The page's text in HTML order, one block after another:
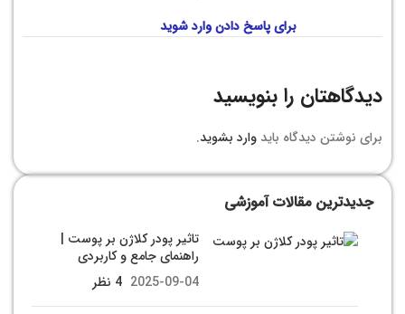
برای پاسخ دادن وارد شوید
دیدگاهتان را بنویسید
برای نوشتن دیدگاه باید وارد بشوید.
جدیدترین مقالات آموزشی
تاثیر پودر کلاژن بر پوست |
راهنمای جامع و کاربردی
2025-09-04 4 نظر